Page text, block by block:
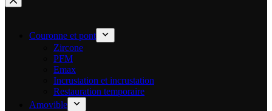
Couronne et pont
Zircone
PFM
Emax
Incrustation et incrustation
Restauration temporaire
Amovible